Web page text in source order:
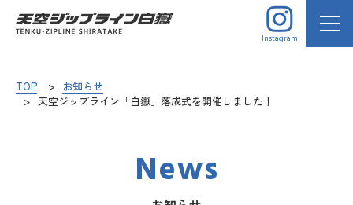
Instagram
TOP
お知らせ
天空ジップライン「白嶽」落成式を開催しました！
News